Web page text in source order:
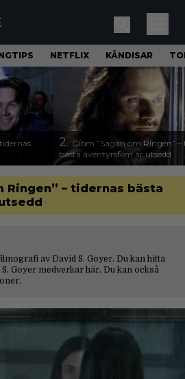
NETFLIX KÄNDISAR
2. Glöm ”Sagan om Ringen” –
bästa äventyrsfilm är utsedd
Ringen” – tidernas bästa
av David S. Goyer. Du kan hitta
Goyer medverkar här. Du kan också
.